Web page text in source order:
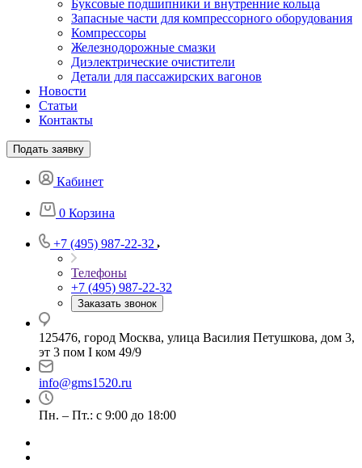
Буксовые подшипники и внутренние кольца
Запасные части для компрессорного оборудования
Компрессоры
Железнодорожные смазки
Диэлектрические очистители
Детали для пассажирских вагонов
Новости
Статьи
Контакты
Подать заявку
Кабинет
0 Корзина
+7 (495) 987-22-32
Телефоны
+7 (495) 987-22-32
Заказать звонок
125476, город Москва, улица Василия Петушкова, дом 3,
эт 3 пом I ком 49/9
info@gms1520.ru
Пн. – Пт.: с 9:00 до 18:00